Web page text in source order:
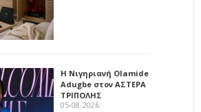
Η Νιγηριανή Olamide
Adugbe στον ΑΣΤΕΡΑ
ΤΡΙΠΟΛΗΣ
05-08-2026